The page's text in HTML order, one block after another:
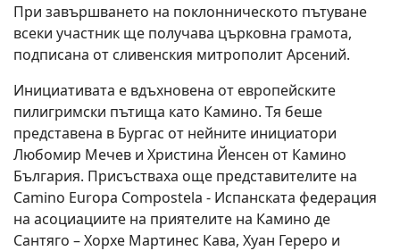
При завършването на поклонническото пътуване
всеки участник ще получава църковна грамота,
подписана от сливенския митрополит Арсений.
Инициативата е вдъхновена от европейските
пилигримски пътища като Камино. Тя беше
представена в Бургас от нейните инициатори
Любомир Мечев и Христина Йенсен от Камино
България. Присъстваха още представителите на
Camino Europa Compostela - Испанската федерация
на асоциациите на приятелите на Камино де
Сантяго – Хорхе Мартинес Кава, Хуан Гереро и